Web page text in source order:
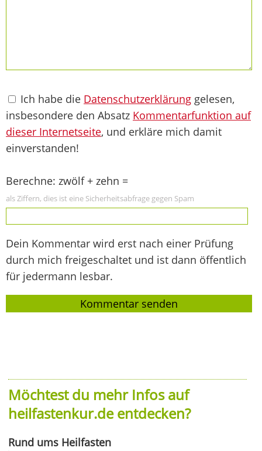
Ich habe die Datenschutzerklärung gelesen,
insbesondere den Absatz Kommentarfunktion auf
dieser Internetseite, und erkläre mich damit
einverstanden!
Berechne: zwölf + zehn =
als Ziffern, dies ist eine Sicherheitsabfrage gegen Spam
Dein Kommentar wird erst nach einer Prüfung
durch mich freigeschaltet und ist dann öffentlich
für jedermann lesbar.
Möchtest du mehr Infos auf
heilfastenkur.de entdecken?
Rund ums Heilfasten